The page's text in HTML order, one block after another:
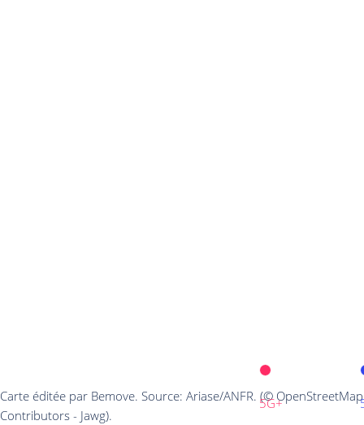
5G+
Carte éditée par Bemove. Source: Ariase/ANFR. (© OpenStreetMap
Contributors - Jawg).